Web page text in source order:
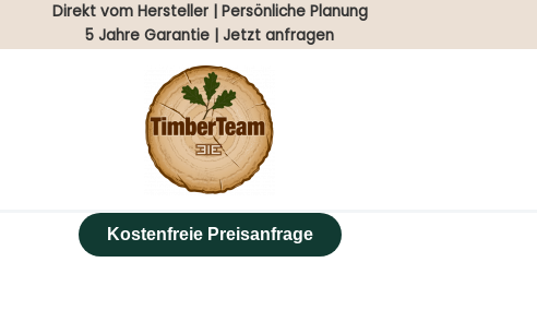
Direkt vom Hersteller | Persönliche Planung
5 Jahre Garantie | Jetzt anfragen
Kostenfreie Preisanfrage